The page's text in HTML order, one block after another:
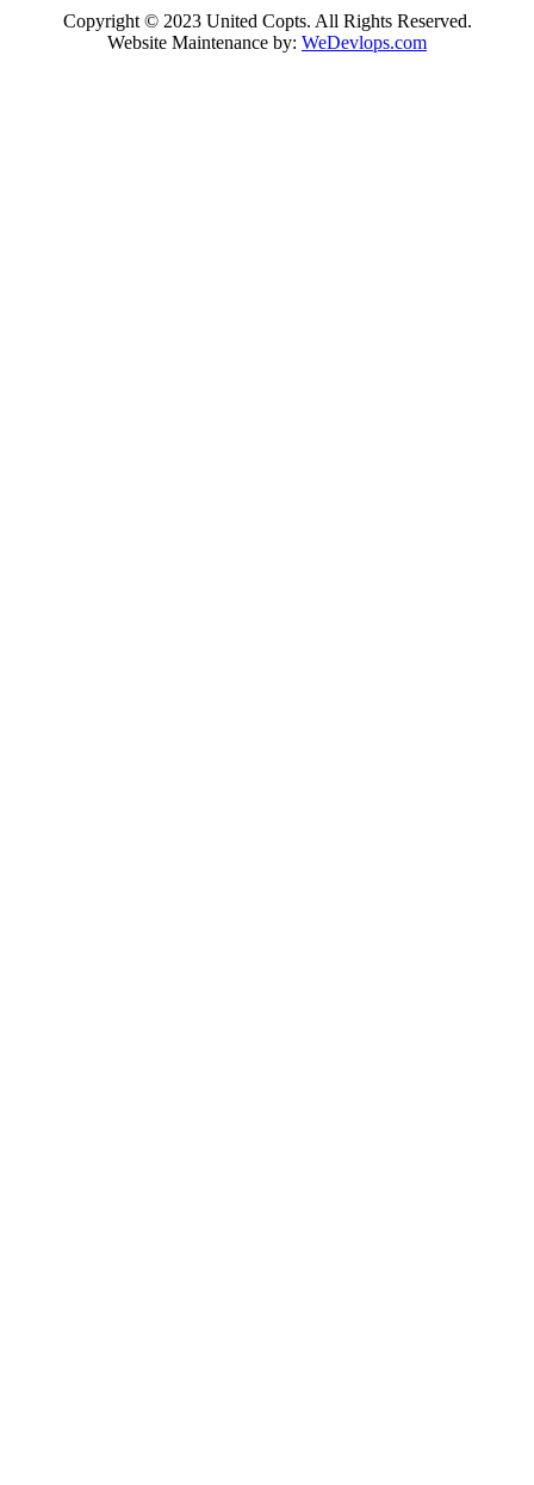
Copyright © 2023 United Copts. All Rights Reserved.
Website Maintenance by: WeDevlops.com